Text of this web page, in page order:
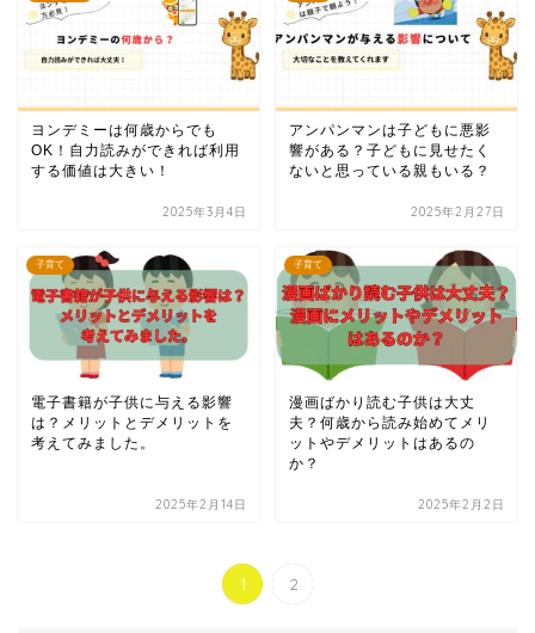
ヨンデミーは何歳からでも
OK！自力読みができれば利用
する価値は大きい！
2025年3月4日
アンパンマンは子どもに悪影
響がある？子どもに見せたく
ないと思っている親もいる？
2025年2月27日
子育て
電子書籍が子供に与える影響
は？メリットとデメリットを
考えてみました。
2025年2月14日
子育て
漫画ばかり読む子供は大丈
夫？何歳から読み始めてメリ
ットやデメリットはあるの
か？
2025年2月2日
1 2